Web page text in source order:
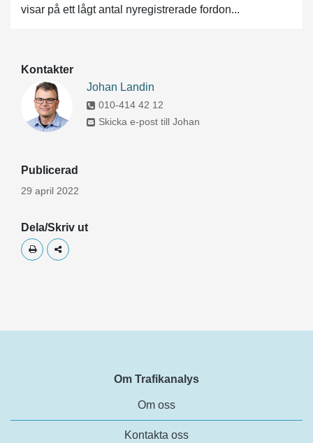
visar på ett lågt antal nyregistrerade fordon...
Kontakter
Johan Landin
010-414 42 12
Skicka e-post till Johan
Publicerad
29 april 2022
Dela/Skriv ut
Skriv utDela
Om Trafikanalys
Om oss
Kontakta oss